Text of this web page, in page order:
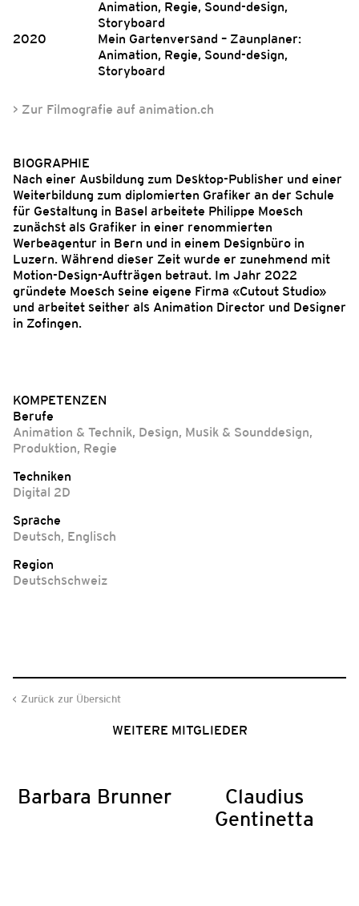
Animation, Regie, Sound-design,
Storyboard
2020
Mein Gartenversand – Zaunplaner:
Animation, Regie, Sound-design,
Storyboard
> Zur Filmografie auf animation.ch
BIOGRAPHIE
Nach einer Ausbildung zum Desktop-Publisher und einer
Weiterbildung zum diplomierten Grafiker an der Schule
für Gestaltung in Basel arbeitete Philippe Moesch
zunächst als Grafiker in einer renommierten
Werbeagentur in Bern und in einem Designbüro in
Luzern. Während dieser Zeit wurde er zunehmend mit
Motion-Design-Aufträgen betraut. Im Jahr 2022
gründete Moesch seine eigene Firma «Cutout Studio»
und arbeitet seither als Animation Director und Designer
in Zofingen.
KOMPETENZEN
Berufe
Animation & Technik, Design, Musik & Sounddesign,
Produktion, Regie
Techniken
Digital 2D
Sprache
Deutsch, Englisch
Region
Deutschschweiz
Zurück zur Übersicht
WEITERE MITGLIEDER
Barbara Brunner
Claudius
Gentinetta